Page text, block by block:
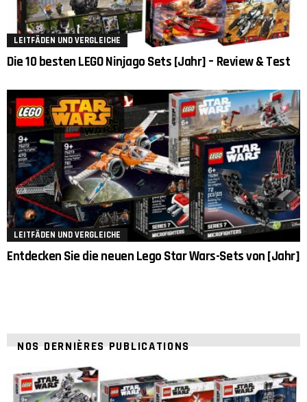
LEITFÄDEN UND VERGLEICHE
Die 10 besten LEGO Ninjago Sets [Jahr] – Review & Test
LEITFÄDEN UND VERGLEICHE
Entdecken Sie die neuen Lego Star Wars-Sets von [Jahr]
NOS DERNIÈRES PUBLICATIONS